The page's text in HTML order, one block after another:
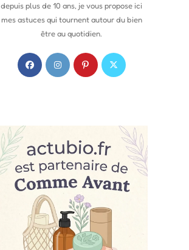
depuis plus de 10 ans, je vous propose ici
mes astuces qui tournent autour du bien
être au quotidien.
S
e
d
a
n
s
u
n
S
e
d
a
s
u
n
S
e
d
a
s
u
n
S
r
e
d
a